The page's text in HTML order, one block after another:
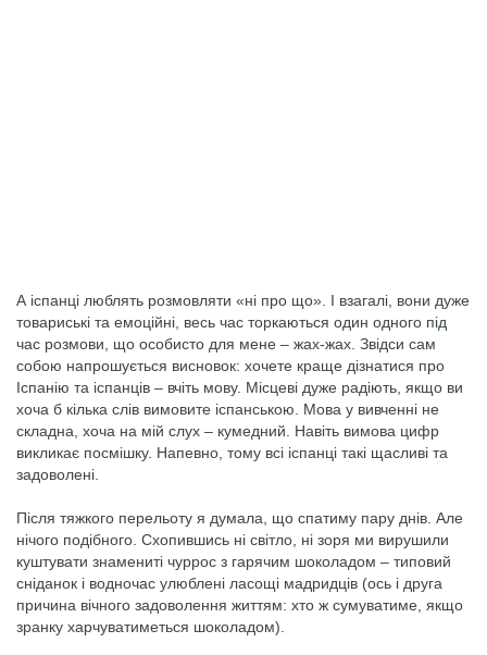
А іспанці люблять розмовляти «ні про що». І взагалі, вони дуже
товариські та емоційні, весь час торкаються один одного під
час розмови, що особисто для мене – жах-жах. Звідси сам
собою напрошується висновок: хочете краще дізнатися про
Іспанію та іспанців – вчіть мову. Місцеві дуже радіють, якщо ви
хоча б кілька слів вимовите іспанською. Мова у вивченні не
складна, хоча на мій слух – кумедний. Навіть вимова цифр
викликає посмішку. Напевно, тому всі іспанці такі щасливі та
задоволені.
Після тяжкого перельоту я думала, що спатиму пару днів. Але
нічого подібного. Схопившись ні світло, ні зоря ми вирушили
куштувати знамениті чуррос з гарячим шоколадом – типовий
сніданок і водночас улюблені ласощі мадридців (ось і друга
причина вічного задоволення життям: хто ж сумуватиме, якщо
зранку харчуватиметься шоколадом).